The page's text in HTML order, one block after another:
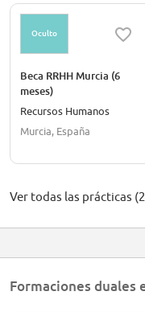
Oculto
Beca RRHH Murcia (6
meses)
Recursos Humanos
Murcia, España
Ver todas las prácticas
Formaciones duales